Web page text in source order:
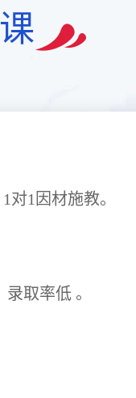
1对1因材施教。
，录取率低 。
资格证。